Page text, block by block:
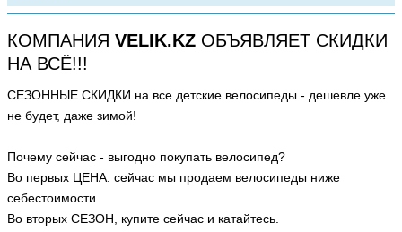
КОМПАНИЯ VELIK.KZ ОБЪЯВЛЯЕТ СКИДКИ
НА ВСЁ!!!
СЕЗОННЫЕ СКИДКИ на все детские велосипеды - дешевле уже
не будет, даже зимой!
Почему сейчас - выгодно покупать велосипед?
Во первых ЦЕНА: сейчас мы продаем велосипеды ниже
себестоимости.
Во вторых СЕЗОН, купите сейчас и катайтесь.